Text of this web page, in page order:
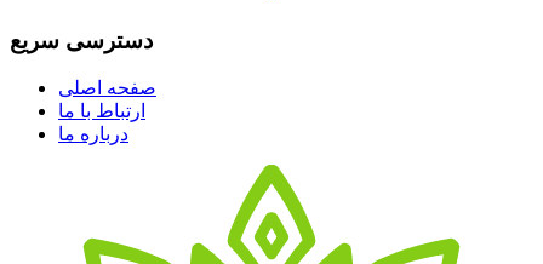
دسترسی سریع
صفحه اصلی
ارتباط با ما
درباره ما